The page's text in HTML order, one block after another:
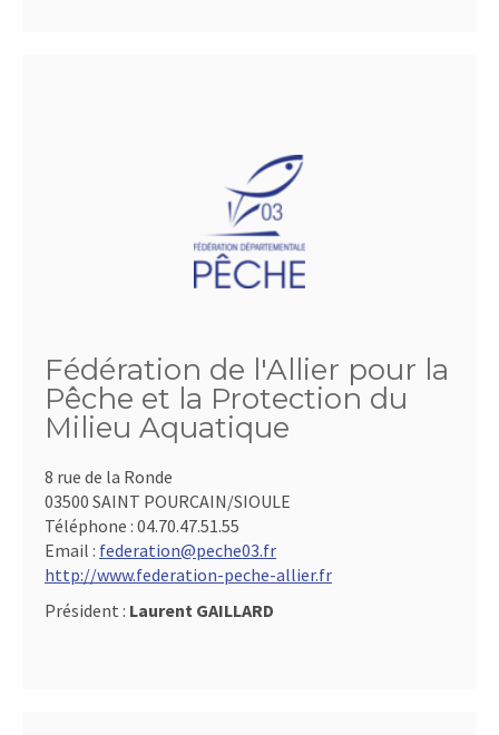
Fédération de l'Allier pour la
Pêche et la Protection du
Milieu Aquatique
8 rue de la Ronde
03500 SAINT POURCAIN/SIOULE
Téléphone : 04.70.47.51.55
Email : federation@peche03.fr
http://www.federation-peche-allier.fr
Président : Laurent GAILLARD